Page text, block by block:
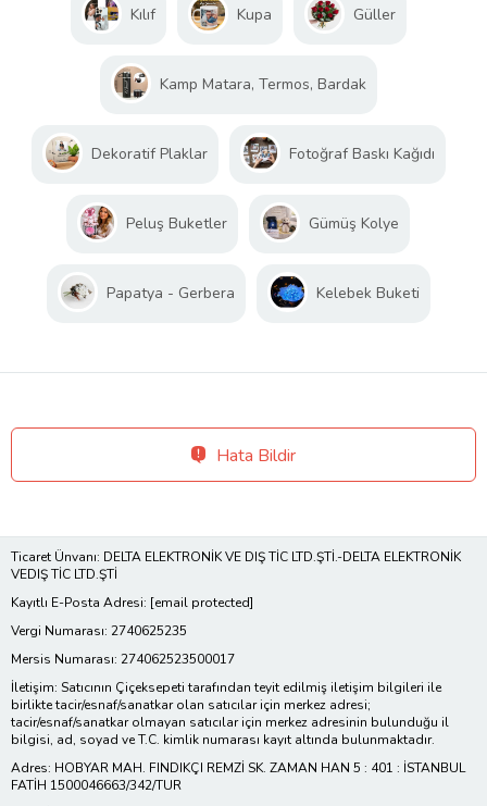
Kılıf Kupa Güller
Kamp Matara, Termos, Bardak
Dekoratif Plaklar Fotoğraf Baskı Kağıdı
Peluş Buketler Gümüş Kolye
Papatya - Gerbera Kelebek Buketi
Hata Bildir
Ticaret Ünvanı: DELTA ELEKTRONİK VE DIŞ TİC LTD.ŞTİ.-DELTA ELEKTRONİK
VEDIŞ TİC LTD.ŞTİ
Kayıtlı E-Posta Adresi: [email protected]
Vergi Numarası: 2740625235
Mersis Numarası: 274062523500017
İletişim: Satıcının Çiçeksepeti tarafından teyit edilmiş iletişim bilgileri ile
birlikte tacir/esnaf/sanatkar olan satıcılar için merkez adresi;
tacir/esnaf/sanatkar olmayan satıcılar için merkez adresinin bulunduğu il
bilgisi, ad, soyad ve T.C. kimlik numarası kayıt altında bulunmaktadır.
Adres: HOBYAR MAH. FINDIKÇI REMZİ SK. ZAMAN HAN 5 : 401 : İSTANBUL
FATİH 1500046663/342/TUR